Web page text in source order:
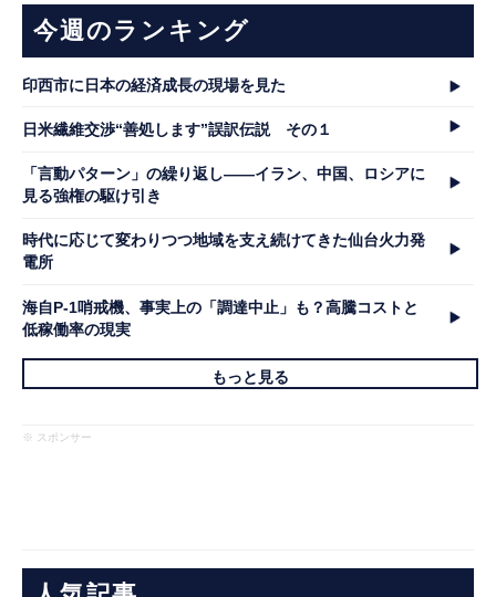
今週のランキング
印西市に日本の経済成長の現場を見た
日米繊維交渉“善処します”誤訳伝説 その１
「言動パターン」の繰り返し――イラン、中国、ロシアに
見る強権の駆け引き
時代に応じて変わりつつ地域を支え続けてきた仙台火力発
電所
海自P-1哨戒機、事実上の「調達中止」も？高騰コストと
低稼働率の現実
もっと見る
※ スポンサー